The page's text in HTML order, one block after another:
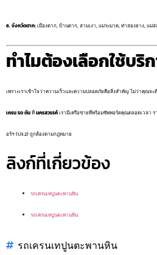
6. จังหวัดตาก:เมืองตาก, บ้านตาก, สามเงา, แม่ระมาด, ท่าสองยาง, แม่ส
ทำไมต้องเลือกใช้บริ
เพราะเราเข้าใจว่าความเร็วและความปลอดภัยคือสิ่งสำคัญ ไม่ว่าคุณจะ
เครน 50 ตันที่นครสวรรค์เรามีเครือข่ายที่พร้อมซัพพอร์ตคุณตลอดเวลา
อร์ฯ (ปจ.2) ถูกต้องตามกฎหมาย
ลิงก์ที่เกี่ยวข้อง
รถเครนเทปูนตะพานหิน
รถเครนเทปูนตะพานหิน
รถเครนเทปูนตะพานหิน